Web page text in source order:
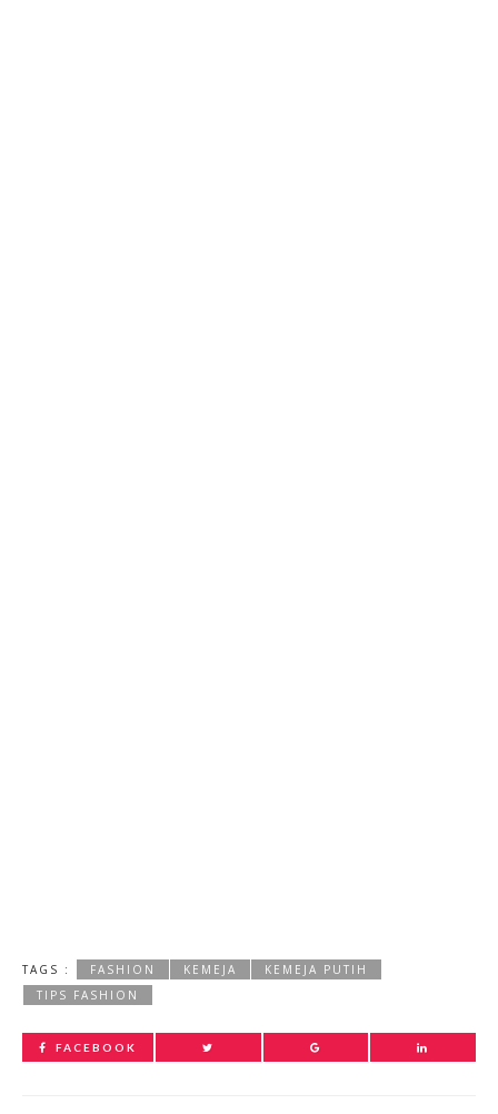
TAGS : FASHION KEMEJA
KEMEJA PUTIH
TIPS FASHION
FACEBOOK